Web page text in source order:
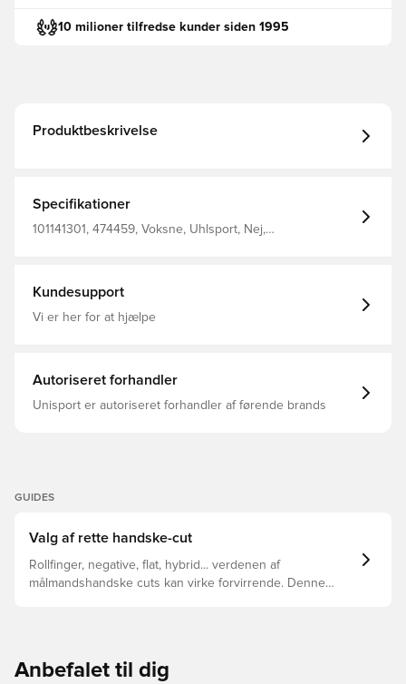
10 milioner tilfredse kunder siden 1995
Produktbeskrivelse
Specifikationer
101141301, 474459, Voksne, Uhlsport, Nej,
Kundesupport
Vi er her for at hjælpe
Autoriseret forhandler
Unisport er autoriseret forhandler af førende brands
GUIDES
Valg af rette handske-cut
Rollfinger, negative, flat, hybrid... verdenen af
målmandshandske cuts kan virke forvirrende. Denne
Anbefalet til dig